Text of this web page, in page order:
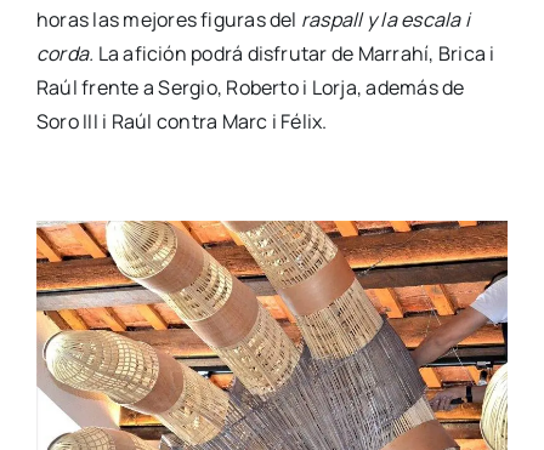
horas las mejo­res figu­ras del ras­pall y la esca­la i
cor­da. La afi­ción podrá dis­fru­tar de Marrahí, Bri­ca i
Raúl fren­te a Ser­gio, Rober­to i Lor­ja, ade­más de
Soro III i Raúl con­tra Marc i Félix.